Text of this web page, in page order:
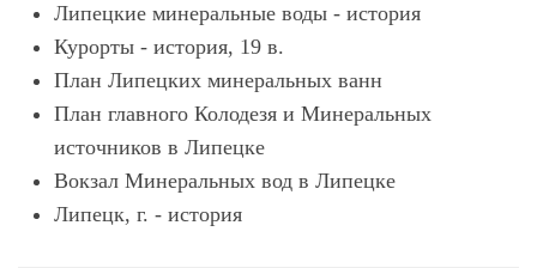
Липецкие минеральные воды - история
Курорты - история, 19 в.
План Липецких минеральных ванн
План главного Колодезя и Минеральных
источников в Липецке
Вокзал Минеральных вод в Липецке
Липецк, г. - история